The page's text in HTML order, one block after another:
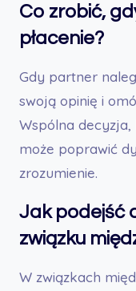
Co zrobić,
płacenie?
Gdy partner
swoją opinię i
Wspólna
może poprawić
zrozumienie.
Jak podejść
związku
W związkach